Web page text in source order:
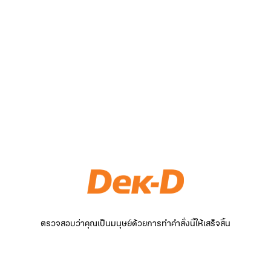
ตรวจสอบว่าคุณเป็นมนุษย์ด้วยการทำคำสั่งนี้ให้เสร็จสิ้น